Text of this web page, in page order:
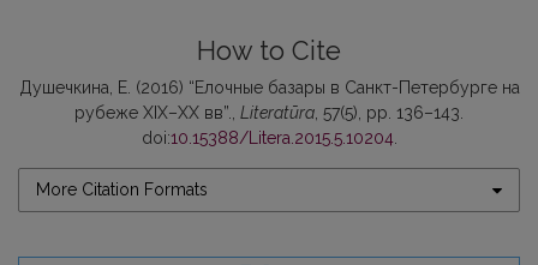
How to Cite
Душечкина, Е. (2016) “Елочные базары в Санкт-Петербурге на
рубеже XIX–XX вв”., Literatūra , 57(5), pp. 136–143.
doi:10.15388/Litera.2015.5.10204.
More Citation Formats